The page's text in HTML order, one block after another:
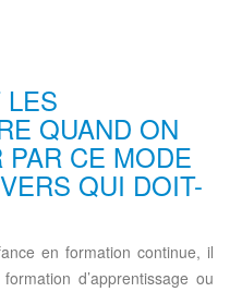
QUAND ON
CE MODE
QUI DOIT-
en formation continue, il
d’apprentissage ou